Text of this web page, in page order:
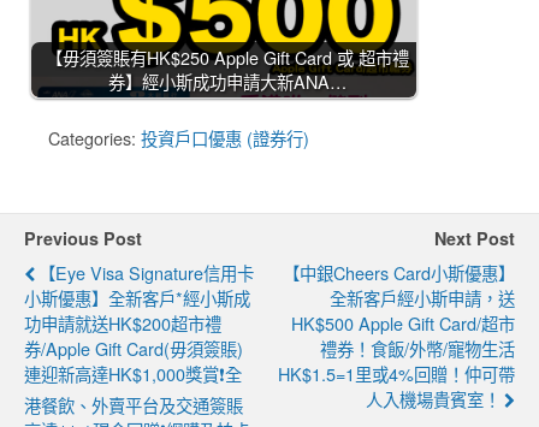
【毋須簽賬有HK$250 Apple Gift Card 或 超市禮
券】經小斯成功申請大新ANA…
Categories: 投資戶口優惠 (證券行)
Previous Post
【eye Visa Signature信用卡
小斯優惠】全新客戶*經小斯成
功申請就送HK$200超市禮
券/Apple Gift Card(毋須簽賬)
連迎新高達HK$1,000獎賞❗全
港餐飲、外賣平台及交通簽賬
Next Post
【中銀Cheers Card小斯優惠】
全新客戶經小斯申請，送
HK$500 Apple Gift Card/超市
禮券！食飯/外幣/寵物生活
HK$1.5=1里或4%回贈！仲可帶
人入機場貴賓室！